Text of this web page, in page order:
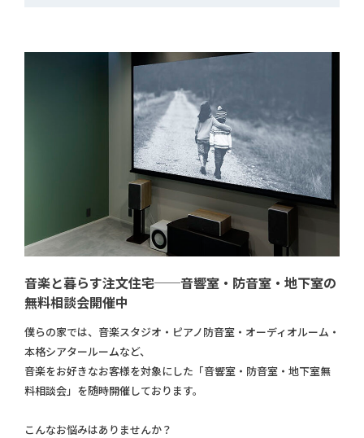
音楽と暮らす注文住宅──音響室・防音室・地下室の
無料相談会開催中
僕らの家では、音楽スタジオ・ピアノ防音室・オーディオルーム・
本格シアタールームなど、
音楽をお好きなお客様を対象にした「音響室・防音室・地下室無
料相談会」を随時開催しております。
こんなお悩みはありませんか？